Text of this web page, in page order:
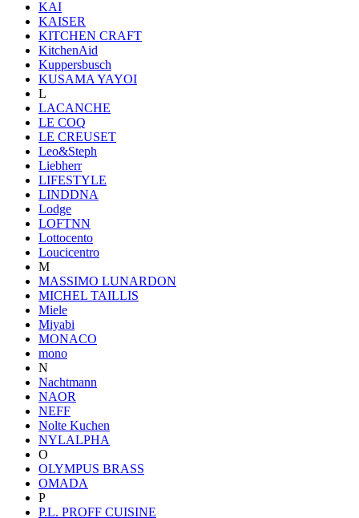
KAI
KAISER
KITCHEN CRAFT
KitchenAid
Kuppersbusch
KUSAMA YAYOI
L
LACANCHE
LE COQ
LE CREUSET
Leo&Steph
Liebherr
LIFESTYLE
LINDDNA
Lodge
LOFTNN
Lottocento
Loucicentro
M
MASSIMO LUNARDON
MICHEL TAILLIS
Miele
Miyabi
MONACO
mono
N
Nachtmann
NAOR
NEFF
Nolte Kuchen
NYLALPHA
O
OLYMPUS BRASS
OMADA
P
P.L. PROFF CUISINE